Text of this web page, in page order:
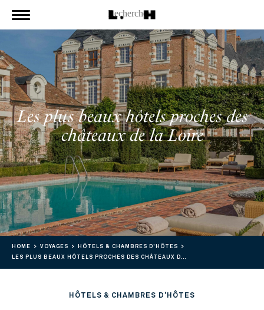
Les plus beaux hôtels proches des
châteaux de la Loire
HOME VOYAGES
HÔTELS & CHAMBRES D'HÔTES
LES PLUS BEAUX HÔTELS PROCHES DES CHÂTEAUX DE LA LOIRE
HÔTELS & CHAMBRES D'HÔTES